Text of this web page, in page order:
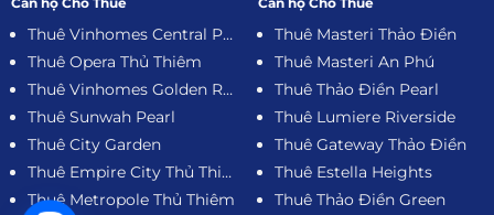
Thuê Vinhomes Central Park
Thuê Opera Thủ Thiêm
Thuê Vinhomes Golden River
Thuê Sunwah Pearl
Thuê City Garden
Thuê Empire City Thủ Thiêm
Thuê Metropole Thủ Thiêm
Thuê Masteri Thảo Điền
Thuê Masteri An Phú
Thuê Thảo Điền Pearl
Thuê Lumiere Riverside
Thuê Gateway Thảo Điền
Thuê Estella Heights
Thuê Thảo Điền Green